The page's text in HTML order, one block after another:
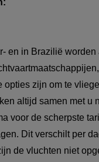
en in Brazilië
opties zijn om te
altijd samen met u
voor de scherpste
Dit verschilt per
de vluchten niet